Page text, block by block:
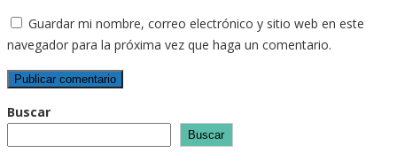
Guardar mi nombre, correo electrónico y sitio web en este
navegador para la próxima vez que haga un comentario.
Buscar
Buscar